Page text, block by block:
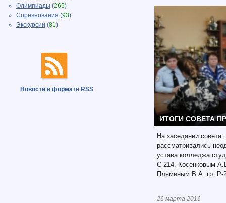
Олимпиады (265)
Соревнования (93)
Экскурсии (81)
Новости в формате RSS
ИТОГИ СОВЕТА
На заседании совета
рассматривались
устава колледжа
С-214, Косенковым
Пляминым В.А. гр. Р-
26 марта 2016